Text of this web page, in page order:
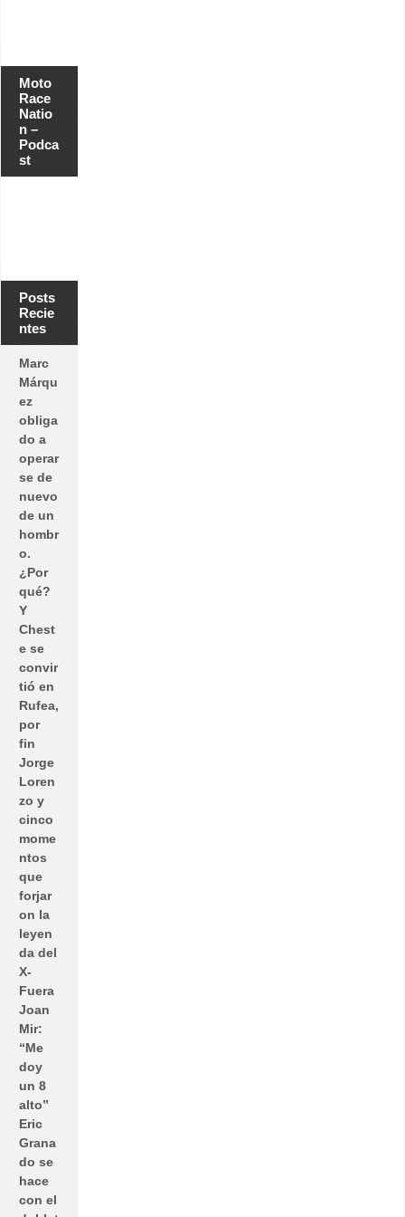
Moto
Race
Natio
n –
Podca
st
Posts
Recie
ntes
Marc
Márqu
ez
obliga
do a
operar
se de
nuevo
de un
hombr
o.
¿Por
qué?
Y
Chest
e se
convir
tió en
Rufea,
por
fin
Jorge
Loren
zo y
cinco
mome
ntos
que
forjar
on la
leyen
da del
X-
Fuera
Joan
Mir:
“Me
doy
un 8
alto”
Eric
Grana
do se
hace
con el